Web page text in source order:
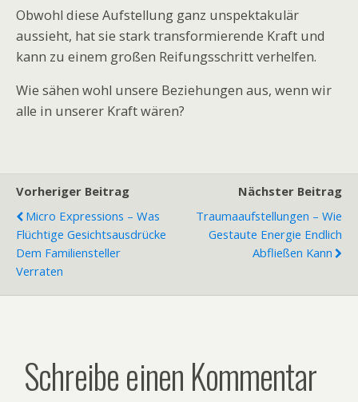
Obwohl diese Aufstellung ganz unspektakulär
aussieht, hat sie stark transformierende Kraft und
kann zu einem großen Reifungsschritt verhelfen.
Wie sähen wohl unsere Beziehungen aus, wenn wir
alle in unserer Kraft wären?
Vorheriger Beitrag
Micro Expressions – Was
Flüchtige Gesichtsausdrücke
Dem Familiensteller
Verraten
Nächster Beitrag
Traumaaufstellungen – Wie
Gestaute Energie Endlich
Abfließen Kann
Schreibe einen Kommentar